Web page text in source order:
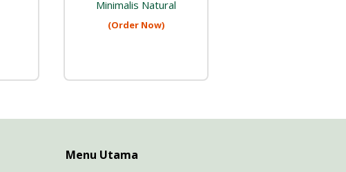
Minimalis Natural
(Order Now)
Menu Utama